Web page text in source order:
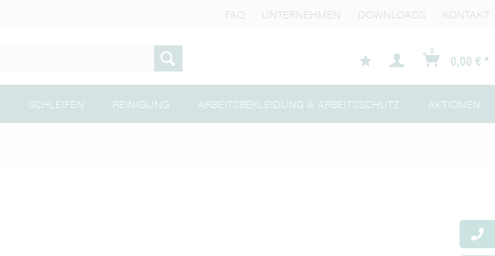
FAQ UNTERNEHMEN DOWNLOADS KONTAKT
0
0,00 € *
SCHLEIFEN REINIGUNG ARBEITSBEKLEIDUNG & ARBEITSSCHUTZ AKTIONEN